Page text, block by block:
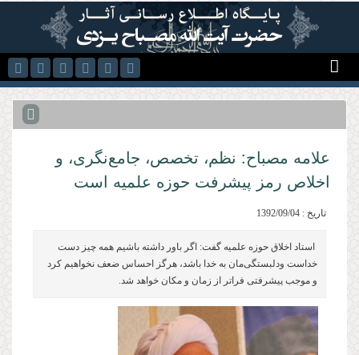
رفتن به محتوای اصلی
علامه مصباح: نظم، تخصص، جامع‌نگری، و
اخلاص رمز پیشرفت حوزه علمیه است
تاریخ : 1392/09/04
استاد اخلاق حوزه علمیه گفت: اگر باور داشته باشیم همه چیز دست
خداست ودلبستگی‌مان به خدا باشد، هرگز احساس ضعف نخواهیم كرد
و موجب پیشرفتی فراتر از زمان و مكان خواهد شد.